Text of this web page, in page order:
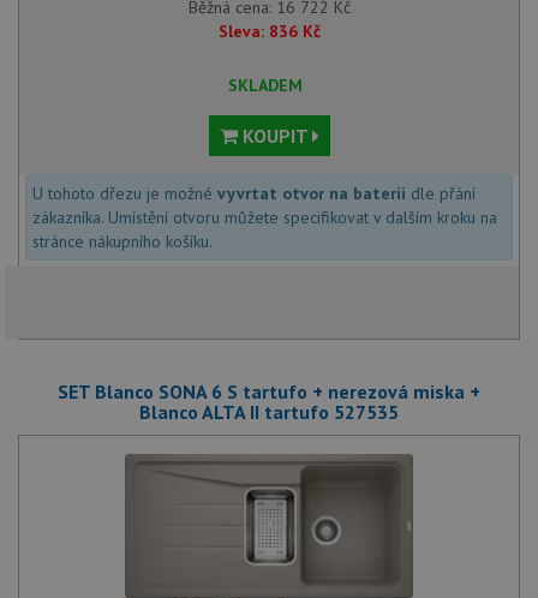
Běžná cena: 16 722 Kč
Sleva: 836 Kč
SKLADEM
KOUPIT
U tohoto dřezu je možné vyvrtat otvor na baterii dle přání
zákazníka. Umístění otvoru můžete specifikovat v dalším kroku na
stránce nákupního košíku.
SET Blanco SONA 6 S tartufo + nerezová miska +
Blanco ALTA II tartufo 527535